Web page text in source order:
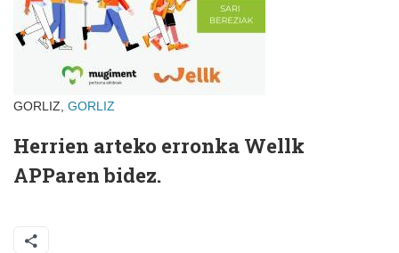
GORLIZ, GORLIZ
Herrien arteko erronka Wellk
APParen bidez.